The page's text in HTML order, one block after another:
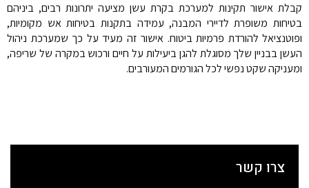
קבלת אישור תקינות למערכת בקרת עשן מציעה יתרונות רבים, ביניהם
בטיחות משופרת לדיירי המבנה, עמידה בתקנות בטיחות אש מקומיות,
ופוטנציאל להורדת פרמיות ביטוח. אישור זה מעיד על כך שמערכת ניהול
העשן בבניין שלך מסוגלת להגן ביעילות על חיים ורכוש במקרה של שריפה,
ומעניקה שקט נפשי לכל הגורמים המעורבים.
צרו קשר